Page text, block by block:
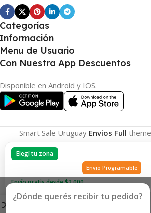
Elegí tu zona
Envio Programable
Envío gratis desde $2.000
Categorías
Información
Menu de Usuario
Con Nuestra App Descuentos
Disponible en Android y IOS.
Smart Sale Uruguay Envios Full theme
Commerce.
¿Dónde querés recibir tu pedido?